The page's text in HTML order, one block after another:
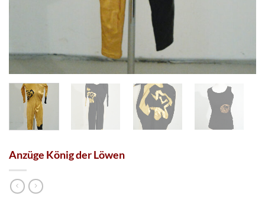
Anzüge König der Löwen